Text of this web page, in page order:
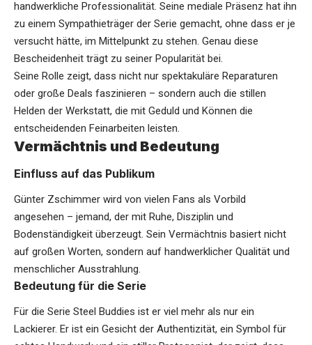
handwerkliche Professionalität. Seine mediale Präsenz hat ihn
zu einem Sympathieträger der Serie gemacht, ohne dass er je
versucht hätte, im Mittelpunkt zu stehen. Genau diese
Bescheidenheit trägt zu seiner Popularität bei.
Seine Rolle zeigt, dass nicht nur spektakuläre Reparaturen
oder große Deals faszinieren – sondern auch die stillen
Helden der Werkstatt, die mit Geduld und Können die
entscheidenden Feinarbeiten leisten.
Vermächtnis und Bedeutung
Einfluss auf das Publikum
Günter Zschimmer wird von vielen Fans als Vorbild
angesehen – jemand, der mit Ruhe, Disziplin und
Bodenständigkeit überzeugt. Sein Vermächtnis basiert nicht
auf großen Worten, sondern auf handwerklicher Qualität und
menschlicher Ausstrahlung.
Bedeutung für die Serie
Für die Serie Steel Buddies ist er viel mehr als nur ein
Lackierer. Er ist ein Gesicht der Authentizität, ein Symbol für